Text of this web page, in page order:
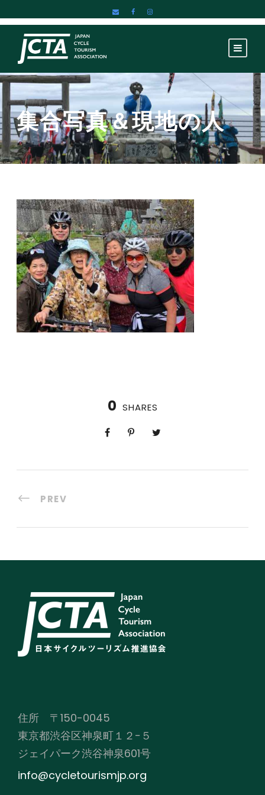
集合写真＆現地の人
0 SHARES
PREV
住所 〒150-0045
東京都渋谷区神泉町１２−５
ジェイパーク渋谷神泉601号
info@cycletourismjp.org